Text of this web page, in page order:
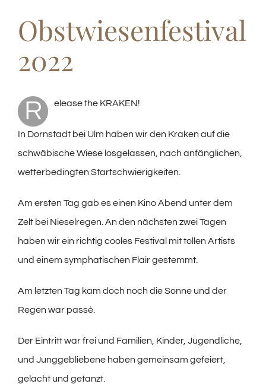
Obstwiesenfestival
2022
R elease the KRAKEN!
In Dornstadt bei Ulm haben wir den Kraken auf die
schwäbische Wiese losgelassen, nach anfänglichen,
wetterbedingten Startschwierigkeiten.
Am ersten Tag gab es einen Kino Abend unter dem
Zelt bei Nieselregen. An den nächsten zwei Tagen
haben wir ein richtig cooles Festival mit tollen Artists
und einem symphatischen Flair gestemmt.
Am letzten Tag kam doch noch die Sonne und der
Regen war passè.
Der Eintritt war frei und Familien, Kinder, Jugendliche,
und Junggebliebene haben gemeinsam gefeiert,
gelacht und getanzt.